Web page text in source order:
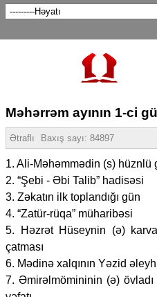
Məhərrəm ayının 1-ci
Ətraflı Baxış sayı: 84897
1. Ali-Məhəmmədin (s) hüznlü
2. “Şebi - Əbi Talib” hadisəsi
3. Zəkatın ilk toplandığı gün
4. “Zatür-rüqa” müharibəsi
5. Həzrət Hüseynin (ə)
çatması
6. Mədinə xalqının Yəzid
7. Əmirəlmömininin (ə)